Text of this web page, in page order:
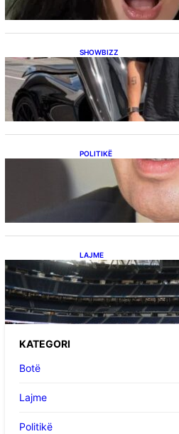
SHOWBIZZ
Ish-banori i Big
Kuqi ua mbyll
dëshmi për
POLITIKË
Përplasja VV-
Kërçeli i përgjigjet
aleancën me
LAJME
Ish-mesfushori i
problemeve me
e ardhshme
KATEGORI
Botë
Lajme
Politikë